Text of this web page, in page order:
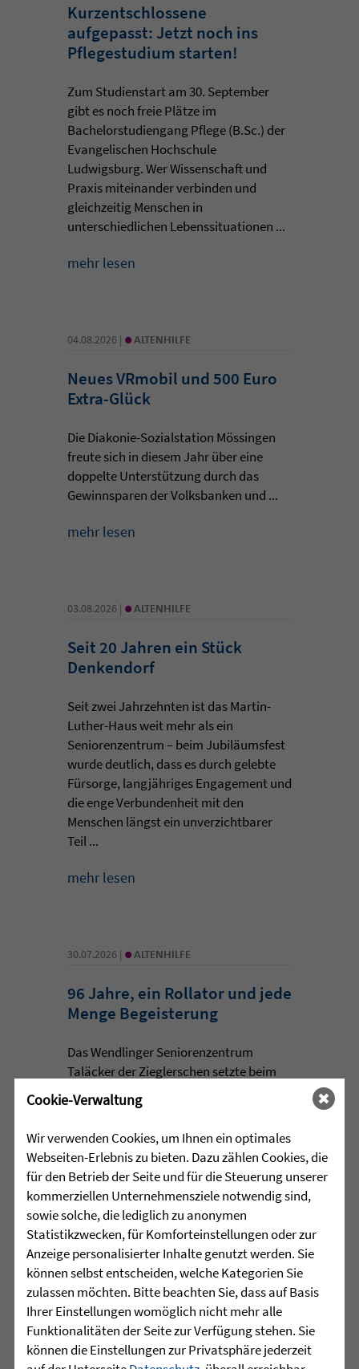
Kurzentschlossene
aufgepasst: Jetzt noch ins
Pflegestudium starten!
Zum Studienstart am 30. September
gibt es noch freie Plätze im
Bachelorstudiengang Pflege (B.Sc.) der
Evangelischen Hochschule
Ludwigsburg. Wer Wissenschaft und
Praxis miteinander verbinden und
gleichzeitig Menschen in
unterschiedlichen Lebenssituationen ...
mehr lesen
04.08.2026 | • ALTENHILFE
Neues VRmobil und 500 Euro
Extra-Glück
Die Diakonie-Sozialstation Mössingen
freute sich in diesem Jahr über eine
doppelte Unterstützung durch das
Gewinnsparen der Volksbanken und ...
mehr lesen
03.08.2026 | • ALTENHILFE
Seit 20 Jahren ein Stück
Denkendorf
Seit zwei Jahrzehnten ist das Martin-
Luther-Haus weit mehr als ein
Seniorenzentrum – beim Jubiläumsfest
wurde deutlich, dass es durch gelebte
Fürsorge, langjähriges Engagement und
die enge Verbundenheit mit den
Menschen längst ein unverzichtbarer
Teil ...
mehr lesen
30.07.2026 | • ALTENHILFE
96 Jahre, ein Rollator und jede
Menge Begeisterung
Das Wendlinger Seniorenzentrum
Taläcker der Zieglerschen setzte beim
Vinzenzifest mit einem 96-jährigen
Bewohner und seinem Rikscha-Projekt
ein Zeichen für gelebte ...
mehr lesen
30.07.2026 |•JUGENDHILFE
Grenzen verschieben, Stärken
entdecken
Manchmal beginnt die wichtigste Reise
nicht mit einer Entfernung, sondern mit
Cookie-Verwaltung
Wir verwenden Cookies, um Ihnen ein optimales
Webseiten-Erlebnis zu bieten. Dazu zählen Cookies, die
für den Betrieb der Seite und für die Steuerung unserer
kommerziellen Unternehmensziele notwendig sind,
sowie solche, die lediglich zu anonymen
Statistikzwecken, für Komforteinstellungen oder zur
Anzeige personalisierter Inhalte genutzt werden. Sie
können selbst entscheiden, welche Kategorien Sie
zulassen möchten. Bitte beachten Sie, dass auf Basis
Ihrer Einstellungen womöglich nicht mehr alle
Funktionalitäten der Seite zur Verfügung stehen. Sie
können die Einstellungen zur Privatsphäre jederzeit